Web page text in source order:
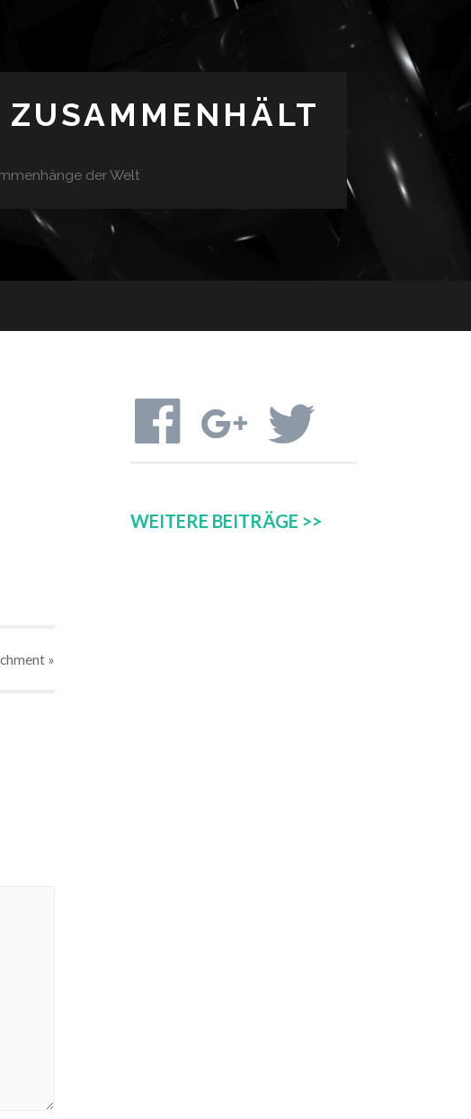
der Welt
»
WEITERE BEITRÄGE >>